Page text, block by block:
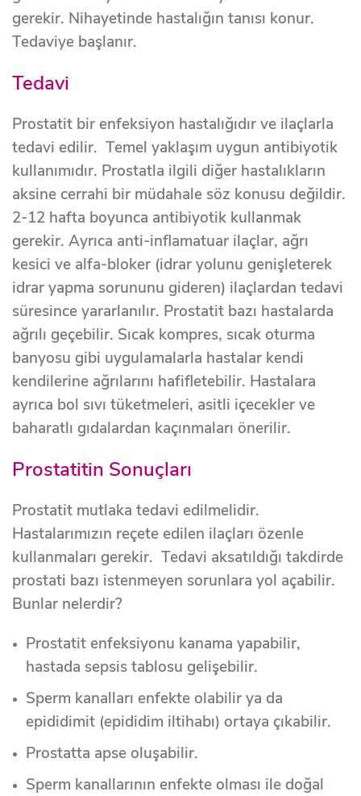
gerekir. Nihayetinde hastalığın tanısı konur.
Tedaviye başlanır.
Tedavi
Prostatit bir enfeksiyon hastalığıdır ve ilaçlarla
tedavi edilir. Temel yaklaşım uygun antibiyotik
kullanımıdır. Prostatla ilgili diğer hastalıkların
aksine cerrahi bir müdahale söz konusu değildir.
2-12 hafta boyunca antibiyotik kullanmak
gerekir. Ayrıca anti-inflamatuar ilaçlar, ağrı
kesici ve alfa-bloker (idrar yolunu genişleterek
idrar yapma sorununu gideren) ilaçlardan tedavi
süresince yararlanılır. Prostatit bazı hastalarda
ağrılı geçebilir. Sıcak kompres, sıcak oturma
banyosu gibi uygulamalarla hastalar kendi
kendilerine ağrılarını hafifletebilir. Hastalara
ayrıca bol sıvı tüketmeleri, asitli içecekler ve
baharatlı gıdalardan kaçınmaları önerilir.
Prostatitin Sonuçları
Prostatit mutlaka tedavi edilmelidir.
Hastalarımızın reçete edilen ilaçları özenle
kullanmaları gerekir. Tedavi aksatıldığı takdirde
prostati bazı istenmeyen sorunlara yol açabilir.
Bunlar nelerdir?
Prostatit enfeksiyonu kanama yapabilir,
hastada sepsis tablosu gelişebilir.
Sperm kanalları enfekte olabilir ya da
epididimit (epididim iltihabı) ortaya çıkabilir.
Prostatta apse oluşabilir.
Sperm kanallarının enfekte olması ile doğal